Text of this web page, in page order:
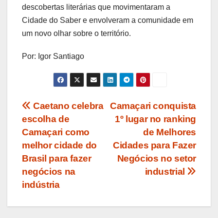
descobertas literárias que movimentaram a
Cidade do Saber e envolveram a comunidade em
um novo olhar sobre o território.
Por: Igor Santiago
Navegação
de
Post
Camaçari conquista
1º lugar no ranking
de Melhores
Cidades para Fazer
Negócios no setor
industrial
Caetano celebra
escolha de
Camaçari como
melhor cidade do
Brasil para fazer
negócios na
indústria